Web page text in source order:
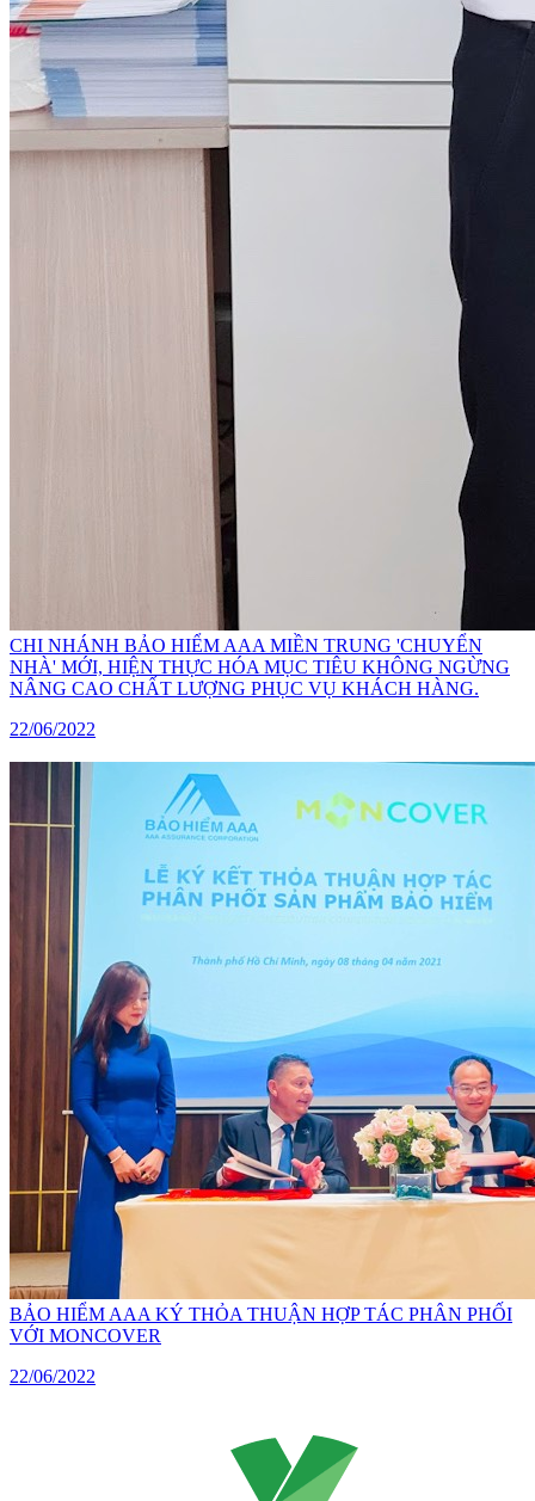
CHI NHÁNH BẢO HIỂM AAA MIỀN TRUNG 'CHUYỂN
NHÀ' MỚI, HIỆN THỰC HÓA MỤC TIÊU KHÔNG NGỪNG
NÂNG CAO CHẤT LƯỢNG PHỤC VỤ KHÁCH HÀNG.
22/06/2022
BẢO HIỂM AAA KÝ THỎA THUẬN HỢP TÁC PHÂN PHỐI
VỚI MONCOVER
22/06/2022